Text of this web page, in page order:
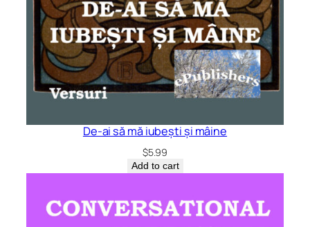
De-ai să mă iubești și mâine
$5.99
Add to cart